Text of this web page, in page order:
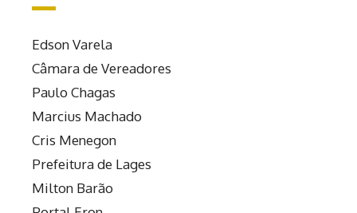
Edson Varela
Câmara de Vereadores
Paulo Chagas
Marcius Machado
Cris Menegon
Prefeitura de Lages
Milton Barão